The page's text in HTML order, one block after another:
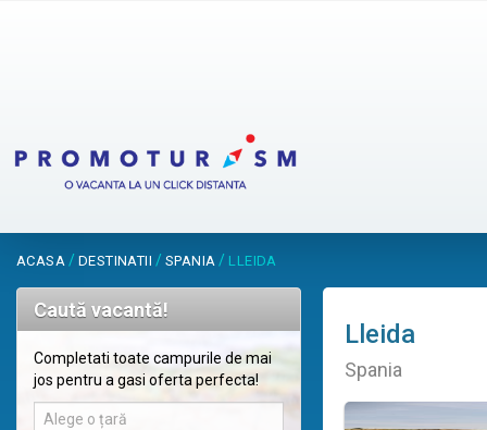
ACASA / DESTINATII / SPANIA / LLEIDA
Caută vacantă!
Completati toate campurile de mai
jos pentru a gasi oferta perfecta!
Alege o țară
Lleida
Spania